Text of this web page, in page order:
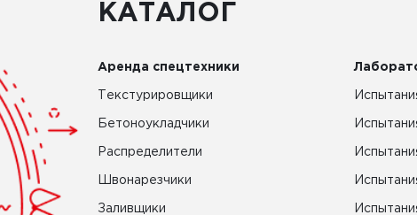
КАТАЛОГ
Аренда спецтехники
Текстурировщики
Бетоноукладчики
Распределители
Швонарезчики
Заливщики